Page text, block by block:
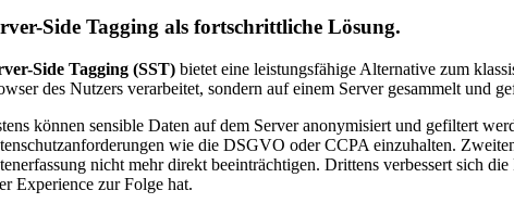
Side Tagging als fortschrittliche Lösung.
Side Tagging (SST) bietet eine leistungsfähige Alternative zum
des Nutzers verarbeitet, sondern auf einem Server gesammelt und
können sensible Daten auf dem Server anonymisiert und gefiltert
wie die DSGVO oder CCPA einzuhalten.
nicht mehr direkt beeinträchtigen. Drittens verbessert sich
Experience zur Folge hat.